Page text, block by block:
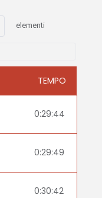
elementi
TEMPO
0:29:44
0:29:49
0:30:42